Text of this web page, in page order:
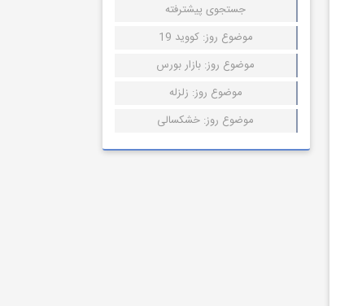
جستجوی پیشترفته
موضوع روز: کووید 19
موضوع روز: بازار بورس
موضوع روز: زلزله
موضوع روز: خشکسالی